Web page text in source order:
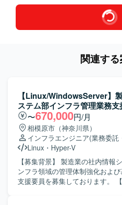
関連す
【Linux/WindowsServer】
ステム部インフラ管理業務支
〜670,000円/月
相模原市（神奈川県）
インフラエンジニア(業務委託
Linux ・ Hyper-V
【募集背景】 製造業の社内情報
ンフラ領域の管理体制強化およ
支援要員を募集しております。 【作業内容】 製造業の社内